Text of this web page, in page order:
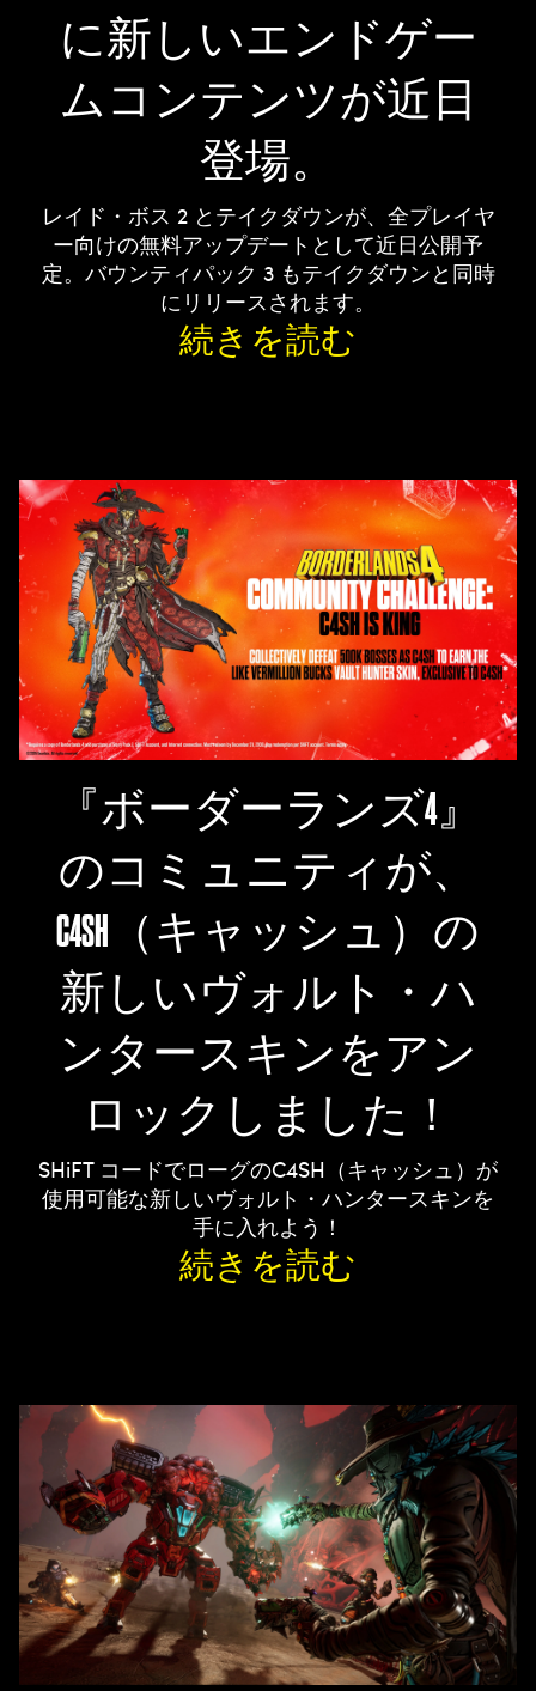
に新しいエンドゲー
ムコンテンツが近日
登場。
レイド・ボス 2 とテイクダウンが、全プレイヤ
ー向けの無料アップデートとして近日公開予
定。バウンティパック 3 もテイクダウンと同時
にリリースされます。
続きを読む
『ボーダーランズ4』
のコミュニティが、
C4SH（キャッシュ）の
新しいヴォルト・ハ
ンタースキンをアン
ロックしました！
SHiFT コードでローグのC4SH（キャッシュ）が
使用可能な新しいヴォルト・ハンタースキンを
手に入れよう！
続きを読む